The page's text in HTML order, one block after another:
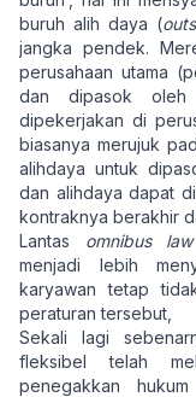
buruh alih daya (
jangka pendek.
perusahaan utama
dan dipasok oleh
dipekerjakan di
biasanya merujuk
alihdaya untuk
dan alihdaya dapat
kontraknya berakhir
Lantas omnibus law
menjadi lebih
karyawan tetap
peraturan tersebut,
Sekali lagi
fleksibel telah
penegakkan